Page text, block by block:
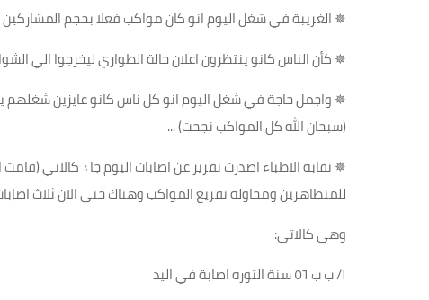
✵الغريبة في شغل اليوم انو كان مواكب فعلا بحجم
✵كأن الناس كانو ينتظرون اعلان حالة الطواري ليخرجوا الي
✵واجمل حاجة في شغل اليوم انو كل ناس كانو عايزين
(سبحان الله كل المواكب نجحت) ...
✵نقابة الاطباء اصدرت تقرير عن اصابات اليوم جا۽ كالاتي
للمتظاهرين ومحاولة تفريغ المواكب وهناك حتى الان ثلاث
وهي كالاتي:
١/ب ب ٥٦ سنة الثوره اصابة في اليد